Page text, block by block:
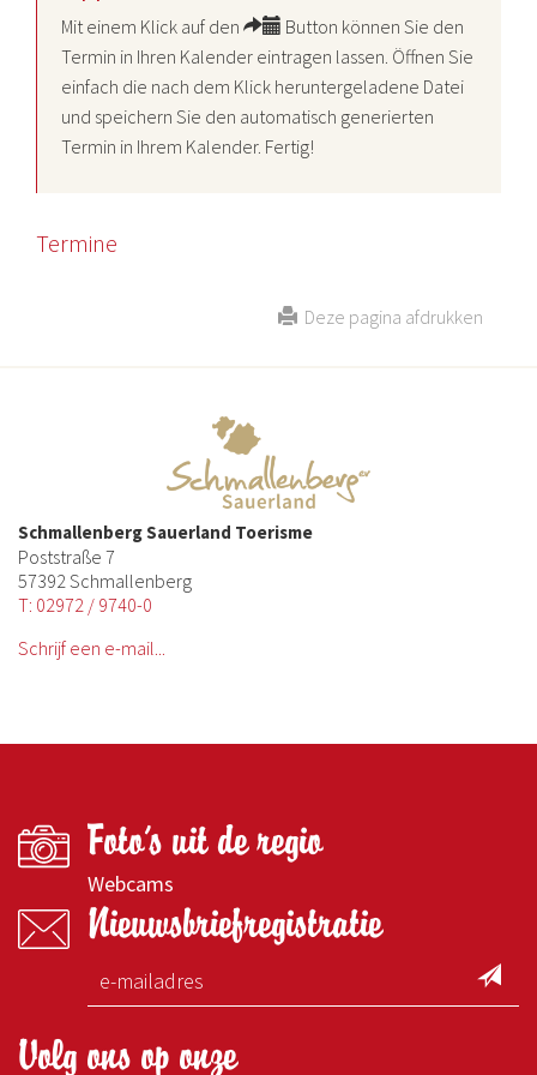
Mit einem Klick auf den
Button können Sie den
Termin in Ihren Kalender eintragen lassen. Öffnen Sie
einfach die nach dem Klick heruntergeladene Datei
und speichern Sie den automatisch generierten
Termin in Ihrem Kalender. Fertig!
Termine
Deze pagina afdrukken
Schmallenberg Sauerland Toerisme
Poststraße 7
57392 Schmallenberg
T: 02972 / 9740-0
Schrijf een e-mail...
Foto's uit de regio
Webcams
Nieuwsbriefregistratie
Volg ons op onze